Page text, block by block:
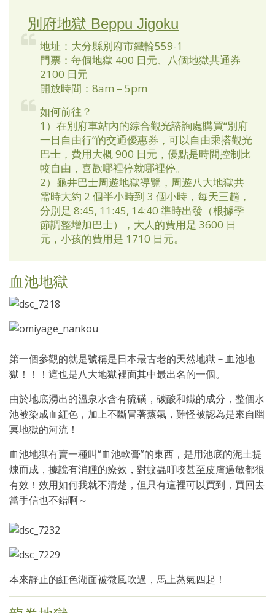
別府地獄 Beppu Jigoku
地址：大分縣別府市鐵輪559-1
門票：每個地獄 400 日元、八個地獄共通券
2100 日元
開放時間：8am – 5pm
如何前往？
1）在別府車站內的綜合觀光諮詢處購買“別府
一日自由行”的交通優惠券，可以自由乘搭觀光
巴士，費用大概 900 日元，優點是時間控制比
較自由，喜歡哪裡停就哪裡停。
2）龜井巴士周遊地獄導覽，周遊八大地獄共
需時大約 2 個半小時到 3 個小時，每天三趟，
分別是 8:45, 11:45, 14:40 準時出發（根據季
節調整增加巴士），大人的費用是 3600 日
元，小孩的費用是 1710 日元。
血池地獄
第一個參觀的就是號稱是日本最古老的天然地獄－血池地
獄！！！這也是八大地獄裡面其中最出名的一個。
由於地底湧出的溫泉水含有硫磺，碳酸和鐵的成分，整個水
池被染成血紅色，加上不斷冒著蒸氣，難怪被認為是來自幽
冥地獄的河流！
血池地獄有賣一種叫“血池軟膏”的東西，是用池底的泥土提
煉而成，據說有消腫的療效，對蚊蟲叮咬甚至皮膚過敏都很
有效！效用如何我就不清楚，但只有這裡可以買到，買回去
當手信也不錯啊～
本來靜止的紅色湖面被微風吹過，馬上蒸氣四起！